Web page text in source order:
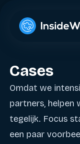
Cases
Omdat we
partners, helpen
tegelijk. Focus
een paar